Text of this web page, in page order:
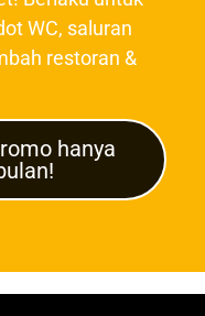
WC, saluran
restoran &
hanya